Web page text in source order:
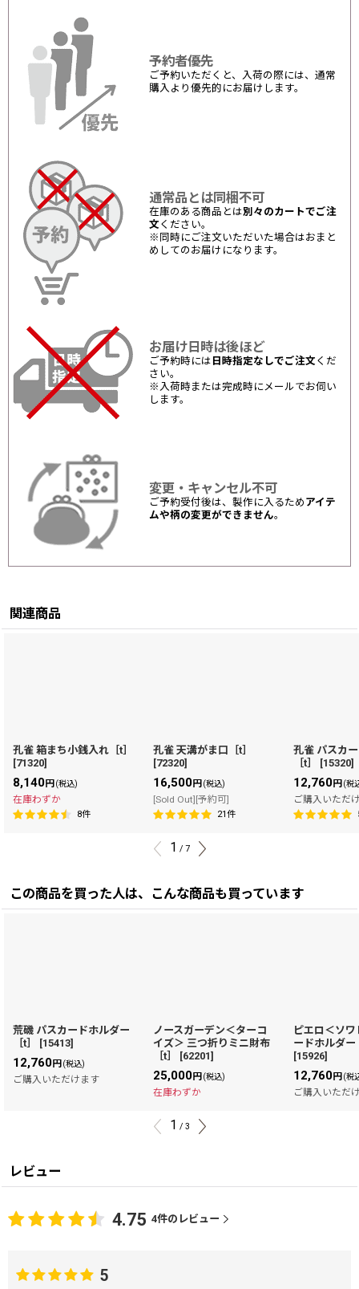
予約者優先
ご予約いただくと、入荷の際には、通常
購入より優先的にお届けします。
通常品とは同梱不可
在庫のある商品とは別々のカートでご注
文 ください。
※同時にご注文いただいた場合はおまと
めしてのお届けになります。
お届け日時は後ほど
ご予約時には 日時指定なしでご注文 くだ
さい。
※入荷時または完成時にメールでお伺い
します。
変更・キャンセル不可
ご予約受付後は、製作に入るため アイテ
ムや柄の変更ができません。
関連商品
孔雀 箱まち小銭入れ［t］
[71320]
8,140円 (税込)
在庫わずか
8件
孔雀 天溝がま口［t］
[72320]
16,500円 (税込)
[Sold Out][予約可]
21件
孔雀 パスカ
［t］
[15320]
12,760円 (税
ご購入いただ
1 / 7
この商品を買った人は、こんな商品も買っています
荒磯 パスカードホルダー
［t］
[15413]
12,760円(税込)
ご購入いただけます
ノースガーデン＜ターコ
イズ＞ 三つ折りミニ財布
［t］
[62201]
25,000円(税込)
在庫わずか
ピエロ＜ソ
ードホルダー
[15926]
12,760円(税
ご購入いただ
1 / 3
レビュー
4.75 4件のレビュー
5